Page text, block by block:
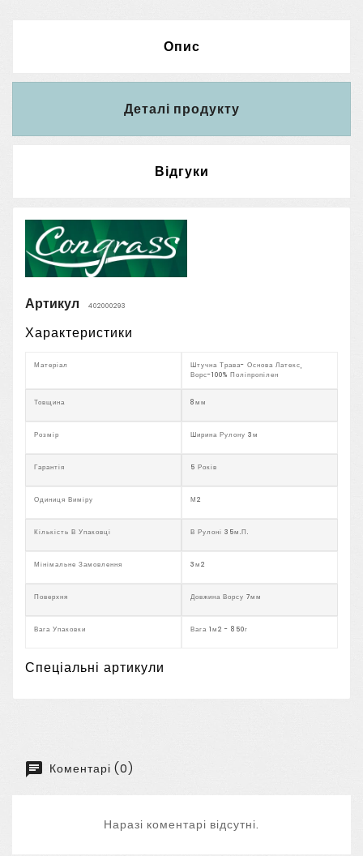
Опис
Деталі продукту
Відгуки
Артикул 402000293
Характеристики
Матеріал
Штучна Трава- Основа Латекс,
Ворс-100% Поліпропілен
Товщина 8мм
Розмір Ширина Рулону 3м
Гарантія 5 Років
Одиниця Виміру М2
Кількість В Упаковці В Рулоні 35м.п.
Мінімальне Замовлення 3м2
Поверхня Довжина Ворсу 7мм
Вага Упаковки Вага 1м2 - 850г
Спеціальні артикули
Коментарі (0)
Наразі коментарі відсутні.